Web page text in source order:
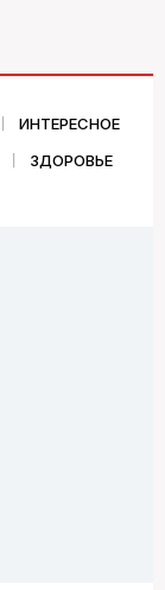
ИНТЕРЕСНОЕ
ЗДОРОВЬЕ